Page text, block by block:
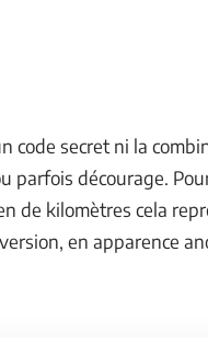
code secret ni la
parfois décourage.
de kilomètres cela
en apparence